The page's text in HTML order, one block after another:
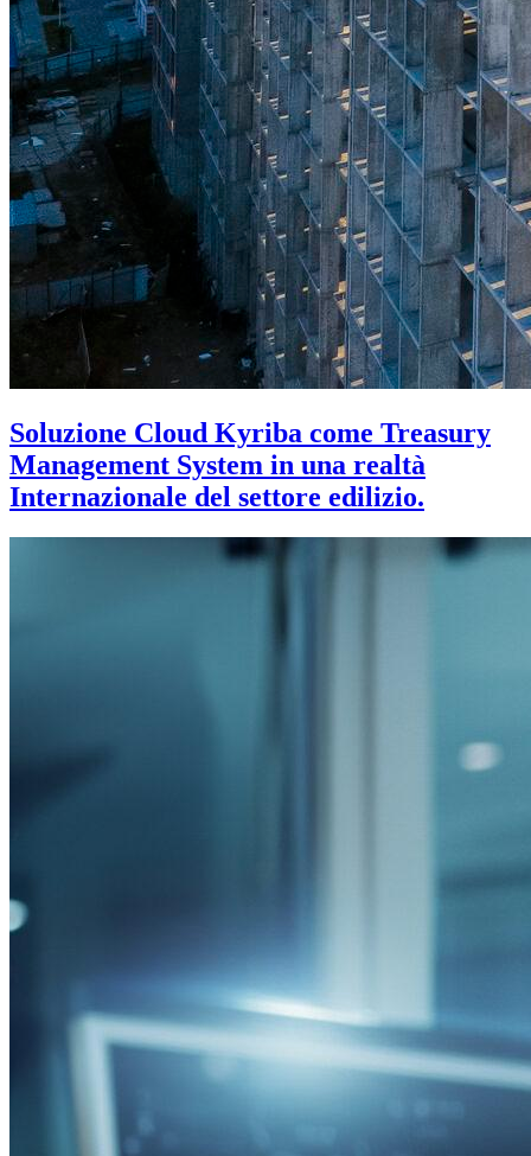
Soluzione Cloud Kyriba come Treasury
Management System in una realtà
Internazionale del settore edilizio.